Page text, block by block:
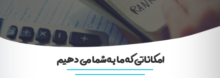
امکاناتی که ما به شما می دهیم